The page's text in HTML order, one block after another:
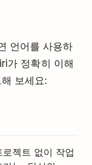
언어를 사용하
가 정확히 이해
보세요:
로젝트 없이 작업